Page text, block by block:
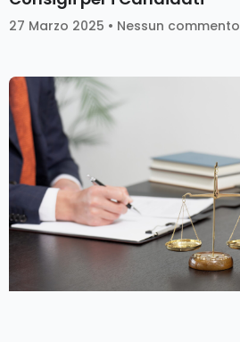
27 Marzo 2025 Nessun commento